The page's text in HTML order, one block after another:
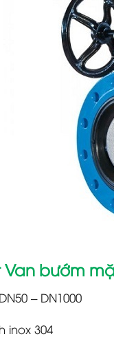
Van bướm
– DN1000
inox 304